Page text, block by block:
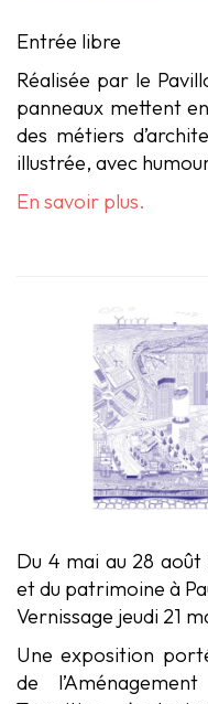
Entrée libre
Réalisée par le
panneaux mettent
des métiers
illustrée, avec
En savoir plus.
Du 4 mai au 28
et du patrimoine à
Vernissage jeudi 21
Une exposition
de